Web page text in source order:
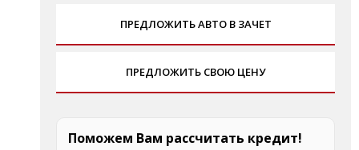
ПРЕДЛОЖИТЬ АВТО В ЗАЧЕТ
ПРЕДЛОЖИТЬ СВОЮ ЦЕНУ
Поможем Вам рассчитать кредит!